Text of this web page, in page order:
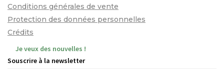
Conditions générales de vente
Protection des données personnelles
Crédits
Je veux des nouvelles !
Souscrire à la newsletter